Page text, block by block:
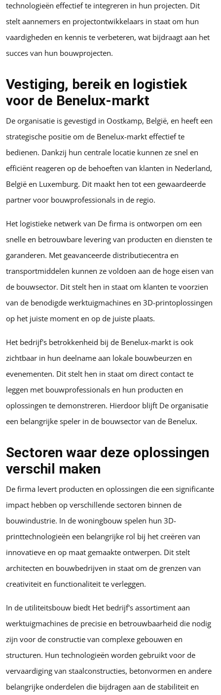
technologieën effectief te integreren in hun projecten. Dit
stelt aannemers en projectontwikkelaars in staat om hun
vaardigheden en kennis te verbeteren, wat bijdraagt aan het
succes van hun bouwprojecten.
Vestiging, bereik en logistiek
voor de Benelux-markt
De organisatie is gevestigd in Oostkamp, België, en heeft een
strategische positie om de Benelux-markt effectief te
bedienen. Dankzij hun centrale locatie kunnen ze snel en
efficiënt reageren op de behoeften van klanten in Nederland,
België en Luxemburg. Dit maakt hen tot een gewaardeerde
partner voor bouwprofessionals in de regio.
Het logistieke netwerk van De firma is ontworpen om een
snelle en betrouwbare levering van producten en diensten te
garanderen. Met geavanceerde distributiecentra en
transportmiddelen kunnen ze voldoen aan de hoge eisen van
de bouwsector. Dit stelt hen in staat om klanten te voorzien
van de benodigde werktuigmachines en 3D-printoplossingen
op het juiste moment en op de juiste plaats.
Het bedrijf's betrokkenheid bij de Benelux-markt is ook
zichtbaar in hun deelname aan lokale bouwbeurzen en
evenementen. Dit stelt hen in staat om direct contact te
leggen met bouwprofessionals en hun producten en
oplossingen te demonstreren. Hierdoor blijft De organisatie
een belangrijke speler in de bouwsector van de Benelux.
Sectoren waar deze oplossingen
verschil maken
De firma levert producten en oplossingen die een significante
impact hebben op verschillende sectoren binnen de
bouwindustrie. In de woningbouw spelen hun 3D-
printtechnologieën een belangrijke rol bij het creëren van
innovatieve en op maat gemaakte ontwerpen. Dit stelt
architecten en bouwbedrijven in staat om de grenzen van
creativiteit en functionaliteit te verleggen.
In de utiliteitsbouw biedt Het bedrijf's assortiment aan
werktuigmachines de precisie en betrouwbaarheid die nodig
zijn voor de constructie van complexe gebouwen en
structuren. Hun technologieën worden gebruikt voor de
vervaardiging van staalconstructies, betonvormen en andere
belangrijke onderdelen die bijdragen aan de stabiliteit en